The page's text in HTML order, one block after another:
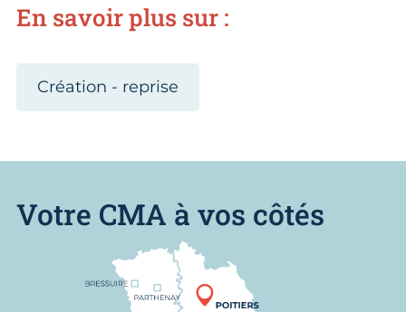
En savoir plus sur :
Création - reprise
Votre CMA à vos côtés